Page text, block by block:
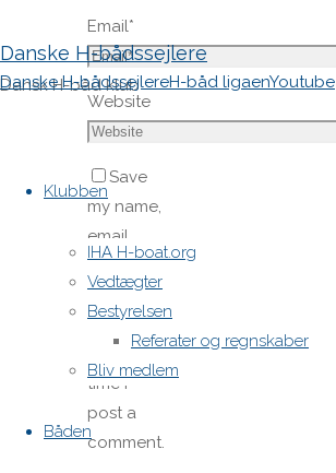
Danske H-bådssejlere
Dansk H-båd klub
Danske H-bådssejlereH-båd ligaenYoutube
Klubben
IHA H-boat.org
Vedtægter
Bestyrelsen
Referater og regnskaber
Bliv medlem
Båden
Email*
Website
Save
my name,
email,
and site
URL in my
browser
for next
time I
post a
comment.